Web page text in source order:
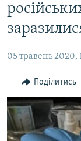
матеріалу
Перейти
до
основної
навігації
Перейти
до
пошуку
ВІДЕО ТА ФОТО
БЛОГИ
ПОГЛЯД
ІНТЕРВ'Ю
ВСЕ ЗА ДЕНЬ
05 травень 2020,
Поділитись